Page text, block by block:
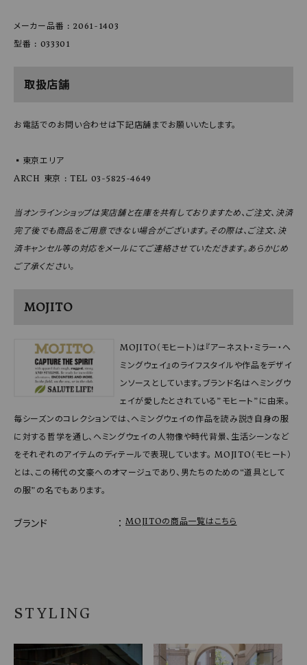
メーカー品番 : 2061-1403
型番 : 033301
取扱店舗
お電話でのお問い合わせは下記店舗までお願いいたします。
▪️東京エリア
ARCH 東京 : TEL 03-5825-4649
当オンラインショップは実店舗と在庫を共有しておりますため、ご注文、決済
完了後でも商品をご用意できない場合がございます。その際は、ご注文、決
済キャンセル等の対応をメールにてご連絡させていただきます。あらかじめ
ご了承ください。
MOJITO
MOJITO（モヒート）は『アーネスト・ミラー・ヘ
ミングウェイ』のライフスタイルや作品をデザイ
ンソースとしています。ブランド名はヘミングウ
ェイが愛したとされている”モヒート”に由来。
毎シーズンのコレクションでは、ヘミングウェイの作品を読み説き自身の服
に対する哲学を通し、ヘミングウェイの人物像や時代背景、生活シーンなど
をそれぞれのアイテムのディテールで表現しています。 MOJITO（モヒート）
とは、この稀代の文豪へのオマージュであり、男たちのための“道具として
の服”の名でもあります。
ブランド MOJITOの商品一覧はこちら
STYLING